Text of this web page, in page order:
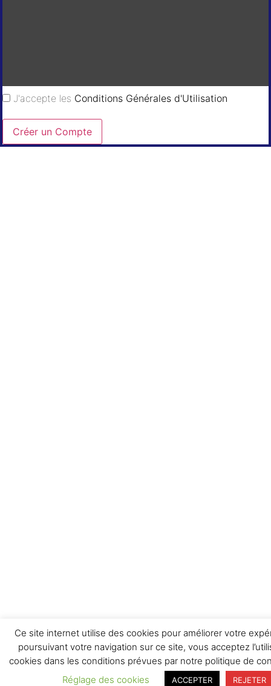
Ce site internet utilise des cookies pour améliorer votre
poursuivant votre navigation sur ce site, vous acceptez
cookies dans les conditions prévues par notre politique de
Réglage des cookies
ACCEPTER REJETER
J'accepte les Conditions Générales d'Utilisation
Créer un Compte